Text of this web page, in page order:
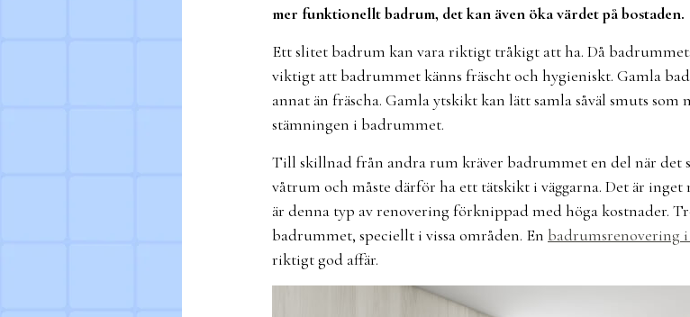
mer funktionellt badrum, det kan även öka värdet på bostaden.
Ett slitet badrum kan vara riktigt tråkigt att ha. Då
viktigt att badrummet känns fräscht och hygieniskt. Gamla
annat än fräscha. Gamla ytskikt kan lätt samla såväl smuts som
stämningen i badrummet.
Till skillnad från andra rum kräver badrummet en del när det
våtrum och måste därför ha ett tätskikt i väggarna. Det är
är denna typ av renovering förknippad med höga kostnader.
badrummet, speciellt i vissa områden. En badrumsrenovering
riktigt god affär.